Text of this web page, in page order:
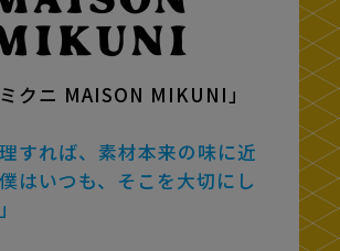
ミクニ MAISON MIKUNI」
理すれば、素材本来の味に近
はいつも、そこを大切にし